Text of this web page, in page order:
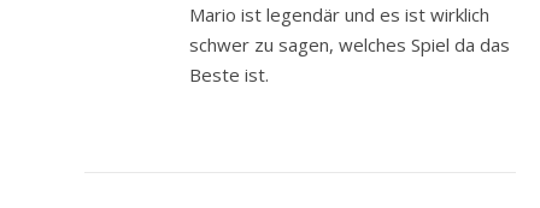
Mario ist legendär und es ist wirklich
schwer zu sagen, welches Spiel da das
Beste ist.